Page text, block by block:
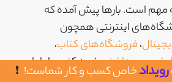
رویدادخاص کسب و کار شماست!
مهم است. بارها پیش آمده که
اینترنتی همچون
،فروشگاه‌های کتاب،
و بهداشتیخرید کنیم، اما با